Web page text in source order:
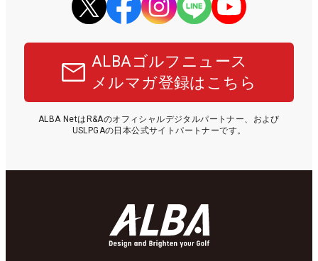
ALBAゴルフニュース
メルマガ登録はこちら
ALBA NetはR&Aのオフィシャルデジタルパートナー、および
USLPGAの日本公式サイトパートナーです。